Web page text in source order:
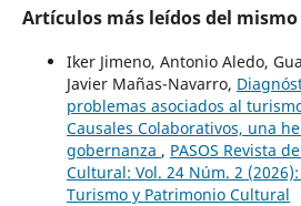
Artículos más leídos del
Iker Jimeno, Antonio Aledo,
Javier Mañas-Navarro,
problemas asociados al
Causales Colaborativos, una
gobernanza , PASOS Revista
Cultural: Vol. 24 Núm. 2 (2026):
Turismo y Patrimonio Cultural